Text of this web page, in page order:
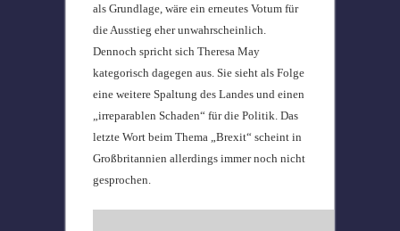
als Grundlage, wäre ein erneutes Votum für
die Ausstieg eher unwahrscheinlich.
Dennoch spricht sich Theresa May
kategorisch dagegen aus. Sie sieht als Folge
eine weitere Spaltung des Landes und einen
„irreparablen Schaden“ für die Politik. Das
letzte Wort beim Thema „Brexit“ scheint in
Großbritannien allerdings immer noch nicht
gesprochen.